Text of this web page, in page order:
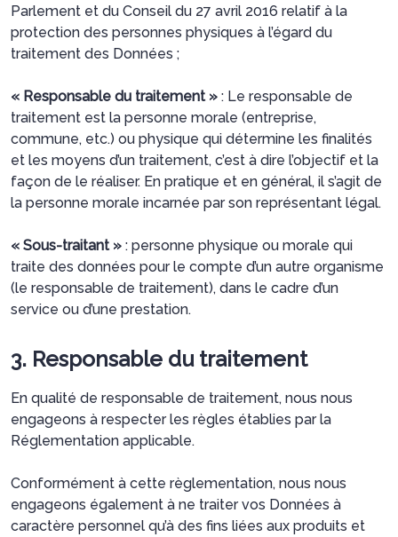
Parlement et du Conseil du 27 avril 2016 relatif à la
protection des personnes physiques à l’égard du
traitement des Données ;
« Responsable du traitement » : Le responsable de
traitement est la personne morale (entreprise,
commune, etc.) ou physique qui détermine les finalités
et les moyens d’un traitement, c’est à dire l’objectif et la
façon de le réaliser. En pratique et en général, il s’agit de
la personne morale incarnée par son représentant légal.
« Sous-traitant » : personne physique ou morale qui
traite des données pour le compte d’un autre organisme
(le responsable de traitement), dans le cadre d’un
service ou d’une prestation.
3. Responsable du traitement
En qualité de responsable de traitement, nous nous
engageons à respecter les règles établies par la
Réglementation applicable.
Conformément à cette règlementation, nous nous
engageons également à ne traiter vos Données à
caractère personnel qu’à des fins liées aux produits et